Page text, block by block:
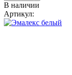
В наличии
Артикул: